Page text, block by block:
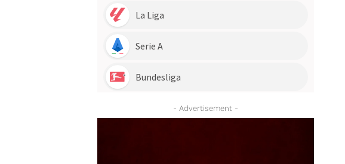
- Advertisement -